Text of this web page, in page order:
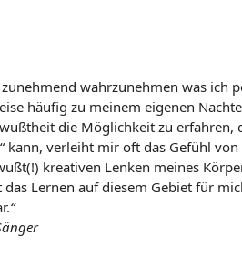
wahrzunehmen was ich
häufig zu meinem eigenen
die Möglichkeit zu erfahren,
kann, verleiht mir oft das Gefühl
kreativen Lenken meines
Lernen auf diesem Gebiet für
“